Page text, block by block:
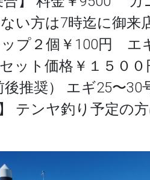
い方は7時迄に御
プ２個￥100円 エ
ット価格￥１５０
後推奨） エギ25〜
ンヤ釣り予定の方